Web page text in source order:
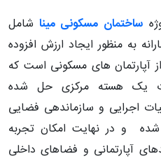
ساختمان مسکونی مینا شامل
به منظور ایجاد ارزش افزوده
آپارتمان های مسکونی است که
یک هسته مرکزی حل شده
اجرایی و سازماندهی فضایی
و در نهایت امکان تجربه
آپارتمانی و فضاهای داخلی